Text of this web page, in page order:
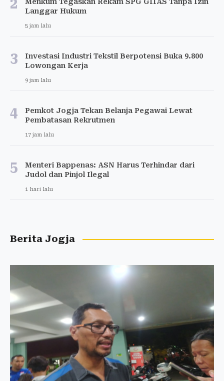
2
Menkum Tegaskan Rekam SPG GIIAS Tanpa Izin
Langgar Hukum
5 jam lalu
3
Investasi Industri Tekstil Berpotensi Buka 9.800
Lowongan Kerja
9 jam lalu
4
Pemkot Jogja Tekan Belanja Pegawai Lewat
Pembatasan Rekrutmen
17 jam lalu
5
Menteri Bappenas: ASN Harus Terhindar dari
Judol dan Pinjol Ilegal
1 hari lalu
Berita Jogja